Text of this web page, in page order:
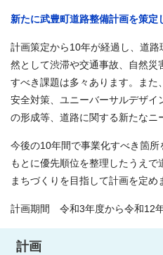
新たに武豊町道路整備計画を策定
計画策定から10年が経過し、道
然として渋滞や交通事故、自然
すべき課題は多々あります。ま
安全対策、ユニーバーサルデザ
の形成等、道路に関する新たなニ
今後の10年間で事業化すべき箇
もとに優先順位を整理したうえ
まちづくりを目指して計画を定め
計画期間 令和3年度から令和12年
計画